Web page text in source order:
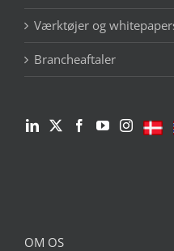
Værktøjer og
Brancheaftaler
OM OS